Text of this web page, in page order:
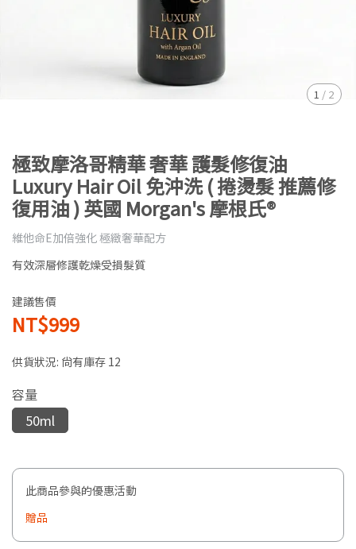
1 / 2
極致摩洛哥精華 奢華 護髮修復油
Luxury Hair Oil 免沖洗 ( 捲燙髮 推薦修
復用油 ) 英國 Morgan's 摩根氏®
維他命E加倍強化 極緻奢華配方
有效深層修護乾燥受損髮質
建議售價
NT$999
供貨狀況: 尚有庫存 12
容量
50ml
此商品參與的優惠活動
贈品